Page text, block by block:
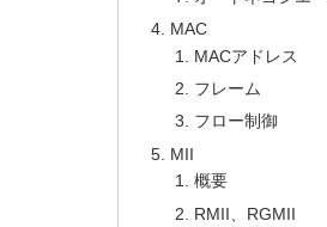
MAC
MACアドレス
フレーム
フロー制御
MII
概要
RMII、RGMII